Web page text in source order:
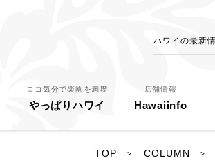
ハワイの最新
ロコ気分で楽園を満喫
やっぱりハワイ
店舗情報
Hawaiinfo
TOP > COLUMN >